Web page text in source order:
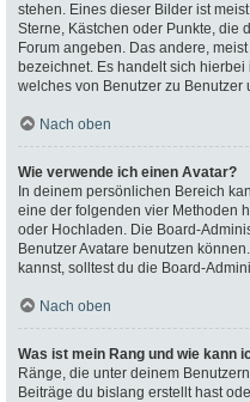
stehen. Eines dieser Bilder ist
Sterne, Kästchen oder Punkte, die
Forum angeben. Das andere,
bezeichnet. Es handelt sich
welches von Benutzer zu Benutzer
Nach oben
Wie verwende ich einen Avatar?
In deinem persönlichen Bereich
eine der folgenden vier Methoden
oder Hochladen. Die Board-
Benutzer Avatare benutzen
kannst, solltest du die Board-
Nach oben
Was ist mein Rang und wie kann
Ränge, die unter deinem
Beiträge du bislang erstellt hast